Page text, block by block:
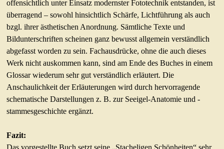
offensichtlich unter Einsatz modernster Fototechnik entstanden, ist
überragend – sowohl hinsichtlich Schärfe, Lichtführung als auch
bzgl. ihrer ästhetischen Anordnung. Sämtliche Texte und
Bildunterschriften scheinen ganz bewusst allgemein verständlich
abgefasst worden zu sein. Fachausdrücke, ohne die auch dieses
Werk nicht auskommen kann, sind am Ende des Buches in einem
Glossar wiederum sehr gut verständlich erläutert. Die
Anschaulichkeit der Erläuterungen wird durch hervorragende
schematische Darstellungen z. B. zur Seeigel-Anatomie und -
stammesgeschichte ergänzt.
Fazit:
Das vorgestellte Buch setzt seine „Stacheligen Schönheiten“ sehr